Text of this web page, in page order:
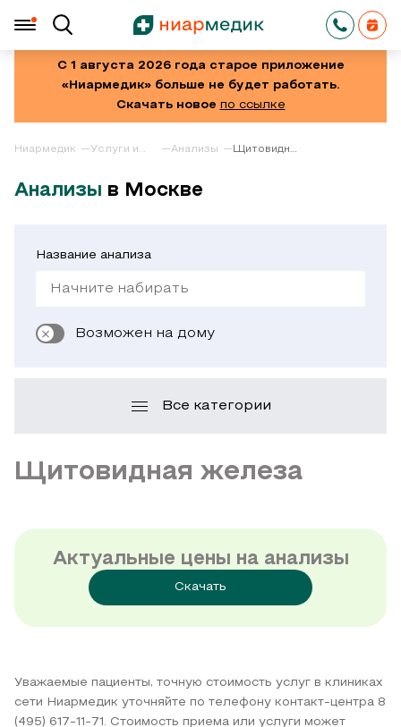
С 1 августа 2026 года старое приложение
«Ниармедик» больше не будет работать.
Скачать новое по ссылке
Ниармедик
Услуги и
Анализы
Щитовидная
Анализы в Москве
Название анализа
Возможен на дому
Все категории
Щитовидная железа
Актуальные цены на анализы
Скачать
Уважаемые пациенты, точную стоимость услуг в клиниках
сети Ниармедик уточняйте по телефону контакт-центра 8
(495) 617-11-71. Стоимость приема или услуги может